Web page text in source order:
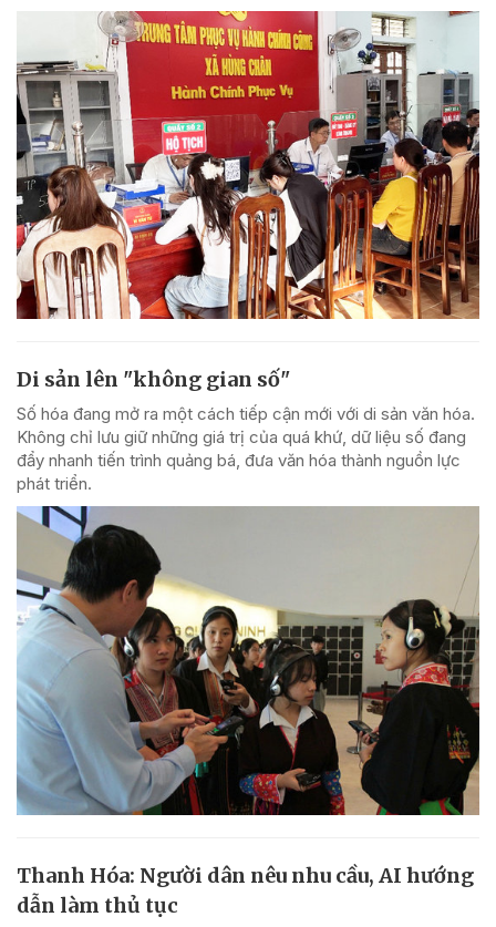
Di sản lên "không gian số"
Số hóa đang mở ra một cách tiếp cận mới với di sản văn hóa.
Không chỉ lưu giữ những giá trị của quá khứ, dữ liệu số đang
đẩy nhanh tiến trình quảng bá, đưa văn hóa thành nguồn lực
phát triển.
Thanh Hóa: Người dân nêu nhu cầu, AI hướng
dẫn làm thủ tục